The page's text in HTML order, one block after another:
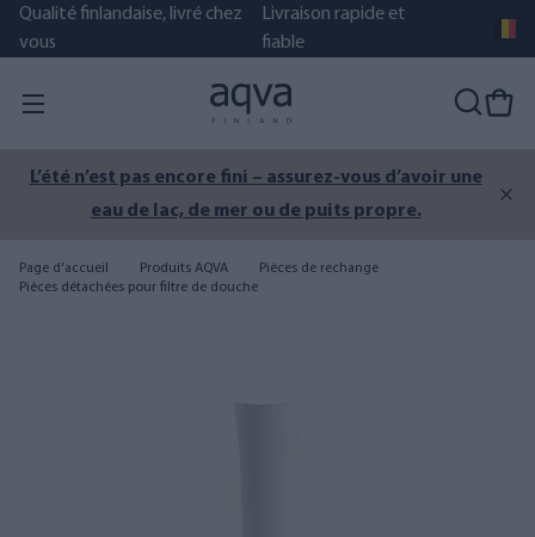
Qualité finlandaise, livré chez
vous
Livraison rapide et
fiable
L’été n’est pas encore fini – assurez-vous d’avoir une
eau de lac, de mer ou de puits propre.
Page d'accueil Produits AQVA
Pièces de rechange
Pièces détachées pour filtre de douche